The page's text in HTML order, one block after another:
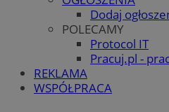
Dodaj
POLECAMY
Protocol IT
Pracuj.pl -
REKLAMA
WSPÓŁPRACA